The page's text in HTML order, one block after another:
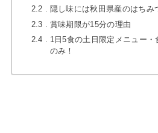
2.2
隠し味には秋田県産のはちみ
2.3
賞味期限が15分の理由
2.4
1日5食の土日限定メニュー
のみ！